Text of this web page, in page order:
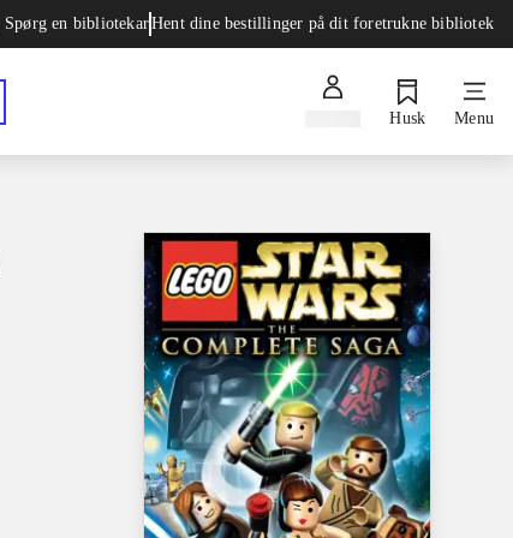
Spørg en bibliotekarHent dine bestillinger på dit foretrukne bibliotek
Husk Menu